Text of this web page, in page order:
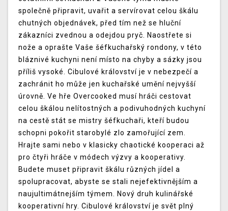
společně připravit, uvařit a servírovat celou škálu
chutných objednávek, před tím než se hluční
zákazníci zvednou a odejdou pryč. Naostřete si
nože a oprašte Vaše šéfkuchařský rondony, v této
bláznivé kuchyni není místo na chyby a sázky jsou
příliš vysoké. Cibulové království je v nebezpečí a
zachránit ho může jen kuchařské umění nejvyšší
úrovně. Ve hře Overcooked musí hráči cestovat
celou škálou nelítostných a podivuhodných kuchyní
na cestě stát se mistry šéfkuchaři, kteří budou
schopni pokořit starobylé zlo zamořující zem.
Hrajte sami nebo v klasicky chaotické kooperaci až
pro čtyři hráče v módech výzvy a kooperativy.
Budete muset připravit škálu různých jídel a
spolupracovat, abyste se stali nejefektivnějším a
naujultimátnejším týmem. Nový druh kulinářské
kooperativní hry. Cibulové království je svět plný